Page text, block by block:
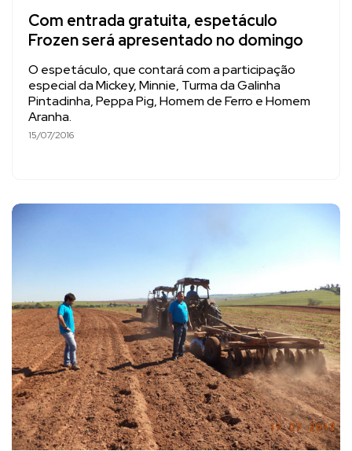
Com entrada gratuita, espetáculo
Frozen será apresentado no domingo
O espetáculo, que contará com a participação
especial da Mickey, Minnie, Turma da Galinha
Pintadinha, Peppa Pig, Homem de Ferro e Homem
Aranha.
15/07/2016